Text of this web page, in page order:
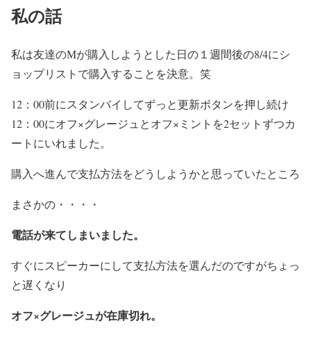
私の話
私は友達のMが購入しようとした日の１週間後の8/4にシ
ョップリストで購入することを決意。笑
12：00前にスタンバイしてずっと更新ボタンを押し続け
12：00にオフ×グレージュとオフ×ミントを2セットずつカ
ートにいれました。
購入へ進んで支払方法をどうしようかと思っていたところ
まさかの・・・・
電話が来てしまいました。
すぐにスピーカーにして支払方法を選んだのですがちょっ
と遅くなり
オフ×グレージュが在庫切れ。